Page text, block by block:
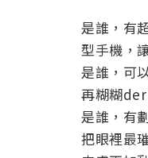
是誰，有
型手機，
是誰，可
再糊糊der
是誰，有
把眼裡最